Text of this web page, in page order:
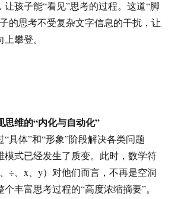
让孩子能“看见”思考的过程。这道“脚
的思考不受复杂文字信息的干扰，让
攀登。
思维的“内化与自动化”
“具体”和“形象”阶段解决各类问题
模式已经发生了质变。此时，数学符
÷、x、y）对他们而言，不再是空洞
丰富思考过程的“高度浓缩摘要”。